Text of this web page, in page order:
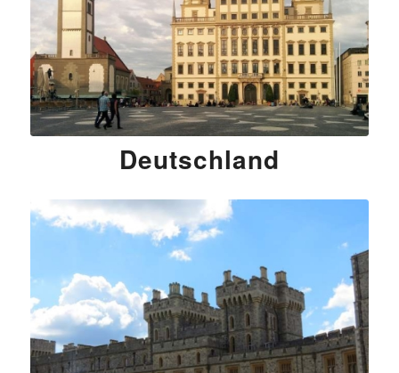
Deutschland